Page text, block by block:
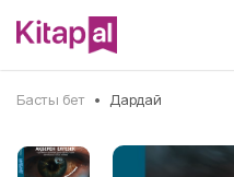
Басты бет • Дардай